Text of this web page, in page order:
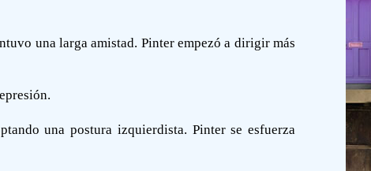
una larga amistad. Pinter empezó a dirigir más
una postura izquierdista. Pinter se esfuerza